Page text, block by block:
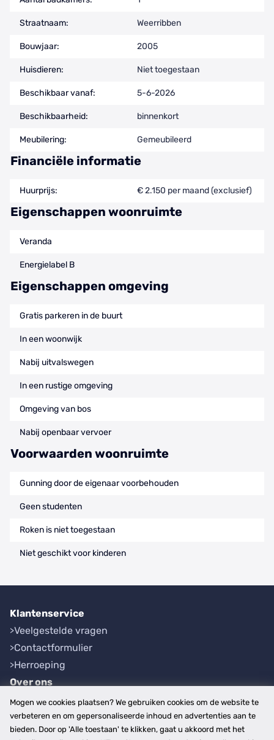
Straatnaam: Weerribben
Bouwjaar: 2005
Huisdieren: Niet toegestaan
Beschikbaar vanaf: 5-6-2026
Beschikbaarheid: binnenkort
Meubilering: Gemeubileerd
Financiële informatie
Huurprijs: € 2.150 per maand (exclusief)
Eigenschappen woonruimte
Veranda
Energielabel B
Eigenschappen omgeving
Gratis parkeren in de buurt
In een woonwijk
Nabij uitvalswegen
In een rustige omgeving
Omgeving van bos
Nabij openbaar vervoer
Voorwaarden woonruimte
Gunning door de eigenaar voorbehouden
Geen studenten
Roken is niet toegestaan
Niet geschikt voor kinderen
Klantenservice
Veelgestelde vragen
Contactformulier
Herroeping
Over ons
Bedrijfsgegevens
Werkwijze
Overzichten
Mogen we cookies plaatsen? We gebruiken cookies om de website te
verbeteren en om gepersonaliseerde inhoud en advertenties aan te
bieden. Door op 'Alle toestaan' te klikken, gaat u akkoord met het